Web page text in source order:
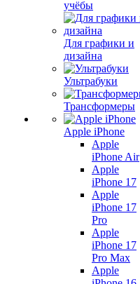
учёбы
Для графики и
дизайна
Ультрабуки
Трансформеры
Apple iPhone
Apple
iPhone Air
Apple
iPhone 17
Apple
iPhone 17
Pro
Apple
iPhone 17
Pro Max
Apple